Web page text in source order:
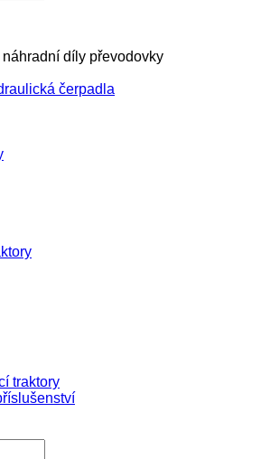
náhradní díly převodovky
čerpadla
traktory